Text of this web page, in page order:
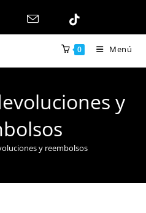
0 Menú
y
y reembolsos